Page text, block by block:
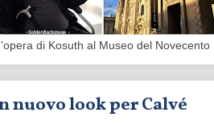
di Kosuth al Museo del Novecento
nuovo look per Calvé